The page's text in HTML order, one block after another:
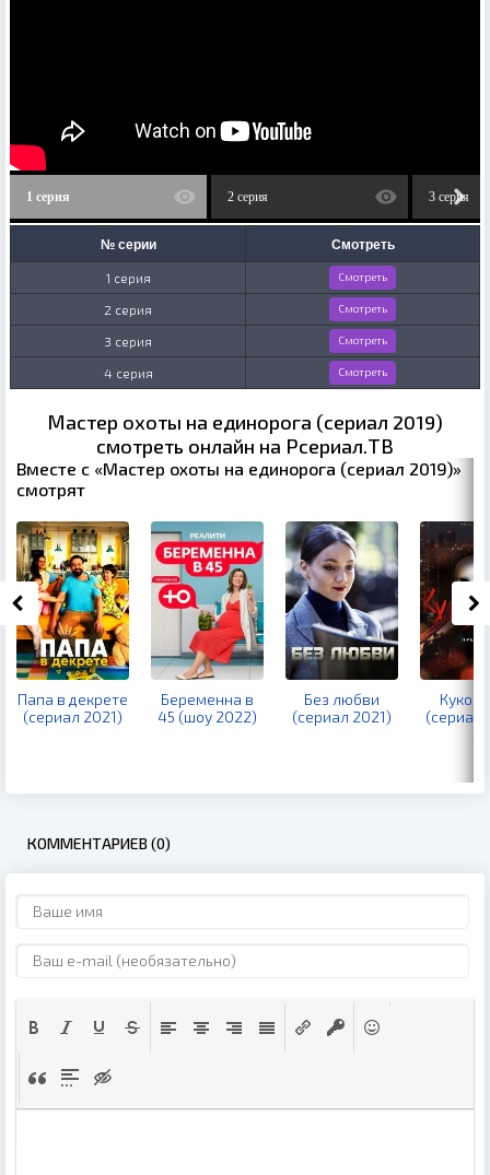
1 серия 2 серия 3 серия
№ серии Смотреть
1 серия Смотреть
2 серия Смотреть
3 серия Смотреть
4 серия Смотреть
Мастер охоты на единорога (сериал 2019)
смотреть онлайн на Рсериал.ТВ
Вместе с «Мастер охоты на единорога (сериал 2019)»
смотрят
Папа в декрете
(сериал 2021)
Беременна в
45 (шоу 2022)
Без любви
(сериал 2021)
(сериал
КОММЕНТАРИЕВ (0)